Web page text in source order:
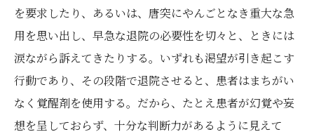
を要求したり、あるいは、唐突にやんごとなき重大な急
用を思い出し、早急な退院の必要性を切々と、ときには
涙ながら訴えてきたりする。いずれも渇望が引き起こす
行動であり、その段階で退院させると、患者はまちがい
なく覚醒剤を使用する。だから、たとえ患者が幻覚や妄
想を呈しておらず、十分な判断力があるように見えて